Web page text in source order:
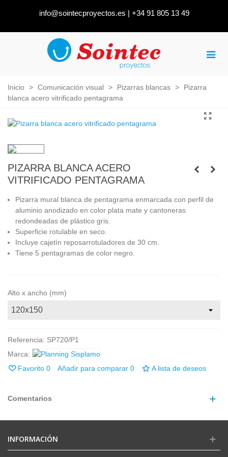
info@sointecproyectos.es | +34 91 805 13 49
Inicio > Comunicación visual > Pizarras blancas >
Pizarra
blanca acero vitrificado pentagrama
PIZARRA BLANCA ACERO
VITRIFICADO PENTAGRAMA
Pizarra mural blanca de pentagrama enmarcada con perfil de
aluminio anodizado en color plata mate y cantoneras
redondeadas de plástico gris.
Superficie rotulable en seco.
Incluye cajetín reposarrotuladores de 30 cm.
Tiene 5 pentagramas de color negro.
Alto x ancho (mm)
Referencia: SP720/P1
Marca:
Favorito 0 Añadir para comparar 0 A lista de deseos
Comentarios
INFORMACIÓN